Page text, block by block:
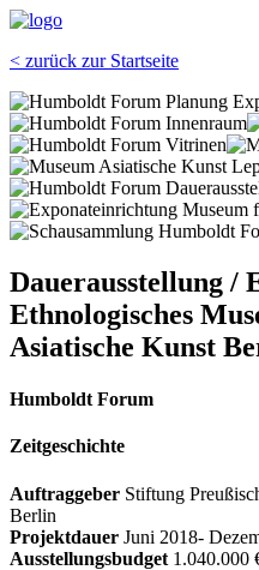
< zurück zur Startseite
Dauerausstellung /
Ethnologisches
Asiatische Kunst
Humboldt Forum
Zeitgeschichte
Auftraggeber Stiftung
Berlin
Projektdauer Juni 2018-
Ausstellungsbudget 1.040.000